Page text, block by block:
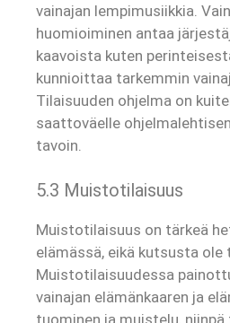
vainajan lempimusiikkia.
huomioiminen antaa
kaavoista kuten
kunnioittaa tarkemmin
Tilaisuuden ohjelma on
saattoväelle
tavoin.
5.3 Muistotilaisuus
Muistotilaisuus on tärkeä
elämässä, eikä kutsusta ole
Muistotilaisuudessa
vainajan elämänkaaren ja
tuominen ja muistelu,